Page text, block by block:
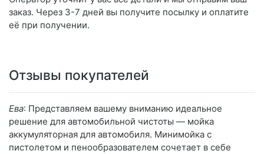
заказ. Через 3-7 дней вы получите посылку и оплатите
её при получении.
Отзывы покупателей
Ева: Представляем вашему вниманию идеальное
решение для автомобильной чистоты — мойка
аккумуляторная для автомобиля. Минимойка с
пистолетом и пенообразователем сочетает в себе